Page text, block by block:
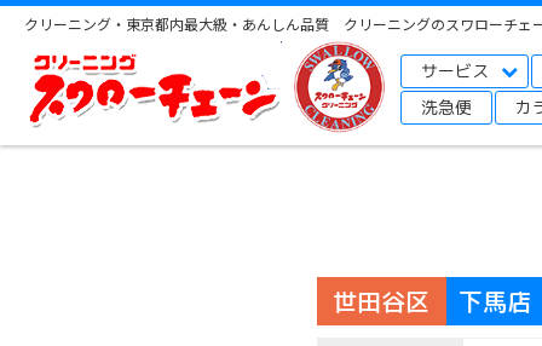
クリーニング・東京都内最大級・あんしん品質 クリーニングのスワローチェ
サービス
洗急便
カ
世田谷区 下馬店